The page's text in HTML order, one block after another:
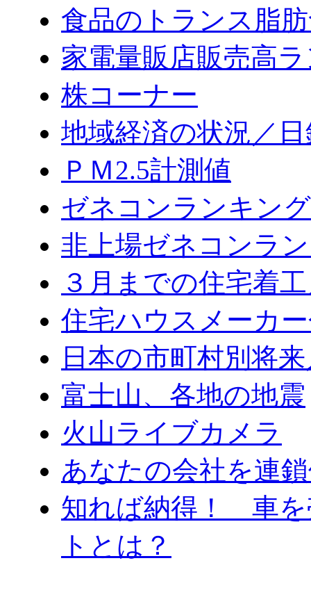
食品のトランス脂
家電量販店販売高
株コーナー
地域経済の状況／
ＰＭ2.5計測値
ゼネコンランキン
非上場ゼネコンラ
３月までの住宅着
住宅ハウスメーカ
日本の市町村別将
富士山、各地の地震
火山ライブカメラ
あなたの会社を連
知れば納得！ 車を
トとは？